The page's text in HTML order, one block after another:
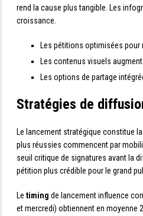
rend la cause plus tangible. Les
croissance.
Les pétitions optimisées pour
Les contenus visuels
Les options de partage
Stratégies de
Le lancement stratégique constitue
plus réussies commencent par
seuil critique de signatures avant la
pétition plus crédible pour le grand
Le timing de lancement influence
et mercredi) obtiennent en moyenne